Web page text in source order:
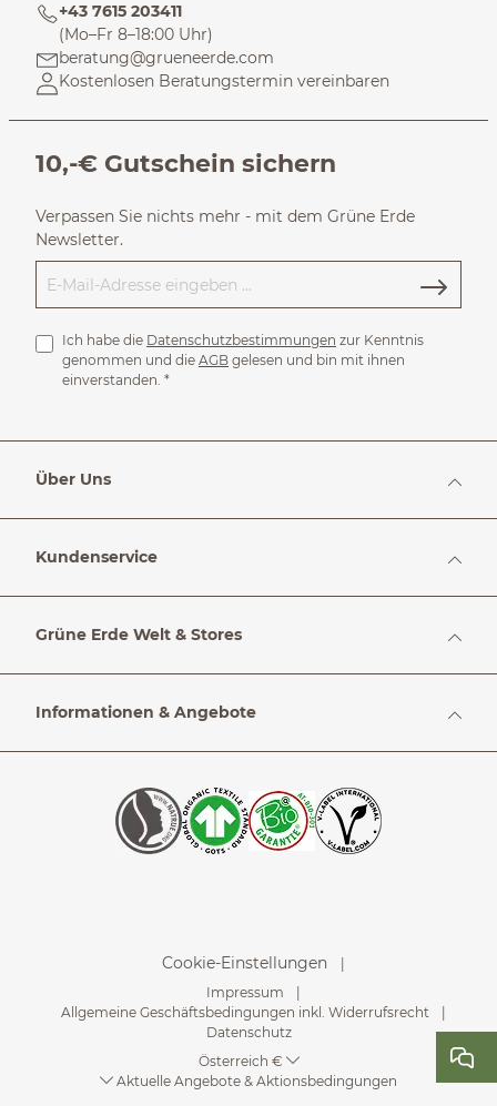
+43 7615 203411
(Mo–Fr 8–18:00 Uhr)
beratung@grueneerde.com
Kostenlosen Beratungstermin vereinbaren
10,-€ Gutschein sichern
Verpassen Sie nichts mehr - mit dem Grüne Erde
Newsletter.
Ich habe die Datenschutzbestimmungen zur Kenntnis
genommen und die AGB gelesen und bin mit ihnen
einverstanden. *
Über Uns
Kundenservice
Grüne Erde Welt & Stores
Informationen & Angebote
Aktuelle Angebote & Aktionsbedingungen
Cookie-Einstellungen
Impressum
Allgemeine Geschäftsbedingungen inkl. Widerrufsrecht
Datenschutz
Österreich €